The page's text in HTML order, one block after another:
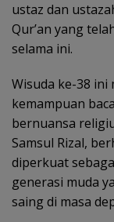
ustaz dan
Qur’an yang
selama ini.
Wisuda ke-38
kemampuan
bernuansa
Samsul Rizal,
diperkuat
generasi muda
saing di masa